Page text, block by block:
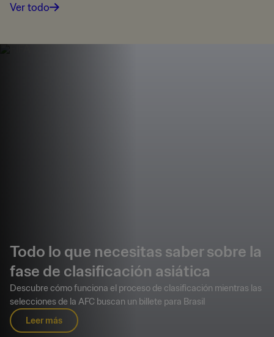
Ver todo
Todo lo que necesitas saber sobre la
fase de clasificación asiática
Descubre cómo funciona el proceso de clasificación mientras las
selecciones de la AFC buscan un billete para Brasil
Leer más